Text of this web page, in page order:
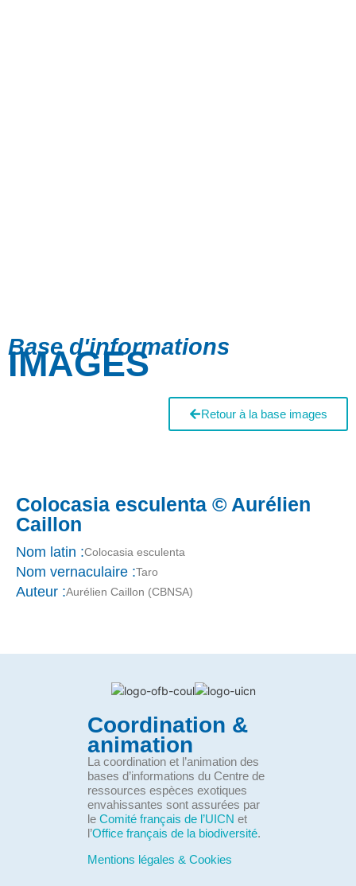
Base d'informations
IMAGES
Retour à la base images
Colocasia esculenta © Aurélien
Caillon
Nom latin :Colocasia esculenta
Nom vernaculaire :Taro
Auteur :Aurélien Caillon (CBNSA)
Coordination &
animation
La coordination et l’animation des
bases d’informations du Centre de
ressources espèces exotiques
envahissantes sont assurées par
le Comité français de l’UICN et
l’Office français de la biodiversité.
Mentions légales & Cookies